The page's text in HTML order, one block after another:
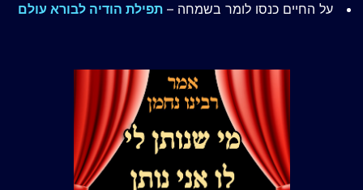
על החיים כנסו לומר בשמחה – תפילת הודיה לבורא עולם